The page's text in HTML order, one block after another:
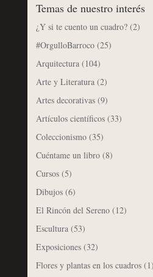
Temas de nuestro interés
¿Y si te cuento un cuadro?(2)
#OrgulloBarroco(25)
Arquitectura(104)
Arte y Literatura(2)
Artes decorativas(9)
Artículos científicos(33)
Coleccionismo(35)
Cuéntame un libro(8)
Cursos(5)
Dibujos(6)
El Rincón del Sereno(12)
Escultura(53)
Exposiciones(32)
Flores y plantas en los cuadros(1)